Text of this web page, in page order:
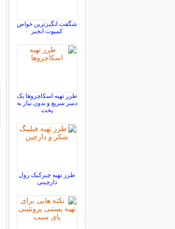
شگفت انگیزترین خواص
کمپوت انجیر
طرز تهیه اسکاچروها یک
دسر سریع و بدون نیاز به
پخت
طرز تهیه چیزکیک رول
دارچینی